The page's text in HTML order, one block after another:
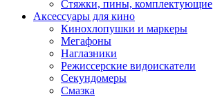
Стяжки, пины, комплектующие
Аксессуары для кино
Кинохлопушки и маркеры
Мегафоны
Наглазники
Режиссерские видоискатели
Секундомеры
Смазка